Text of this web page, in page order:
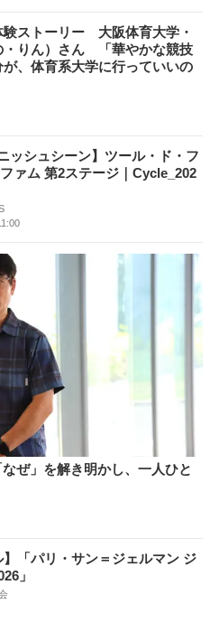
験ストーリー 大阪体育大学・
・りん）さん 「華やかな競技
、体育系大学に行っていいの
ッシュシーン】ツール・ド・フ
ァム 第2ステージ｜Cycle_202
ぜ」を解き明かし、一人ひと
】「パリ・サン＝ジェルマン ジ
」